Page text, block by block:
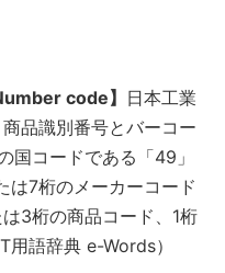
code】 日本工業
品識別番号とバーコー
国コードである「49」
は7桁のメーカーコード
は3桁の商品コード、1桁
語辞典 e-Words）